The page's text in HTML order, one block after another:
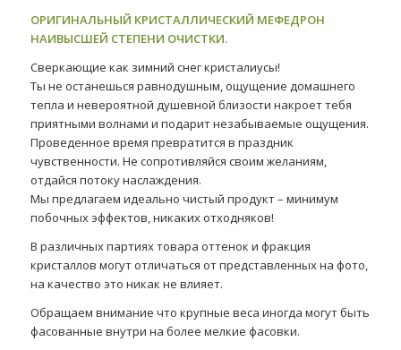
ОРИГИНАЛЬНЫЙ КРИСТАЛЛИЧЕСКИЙ MЕФЕДРОН
НАИВЫСШЕЙ СТЕПЕНИ ОЧИСТКИ.
Сверкающие как зимний снег кристалиусы!
Ты не останешься равнодушным, ощущение домашнего
тепла и невероятной душевной близости накроет тебя
приятными волнами и подарит незабываемые ощущения.
Проведенное время превратится в праздник
чувственности. Не сопротивляйся своим желаниям,
отдайся потоку наслаждения.
Мы предлагаем идеально чистый продукт – минимум
побочных эффектов, никаких отходняков!
В различных партиях товара оттенок и фракция
кристаллов могут отличаться от представленных на фото,
на качество это никак не влияет.
Обращаем внимание что крупные веса иногда могут быть
фасованные внутри на более мелкие фасовки.